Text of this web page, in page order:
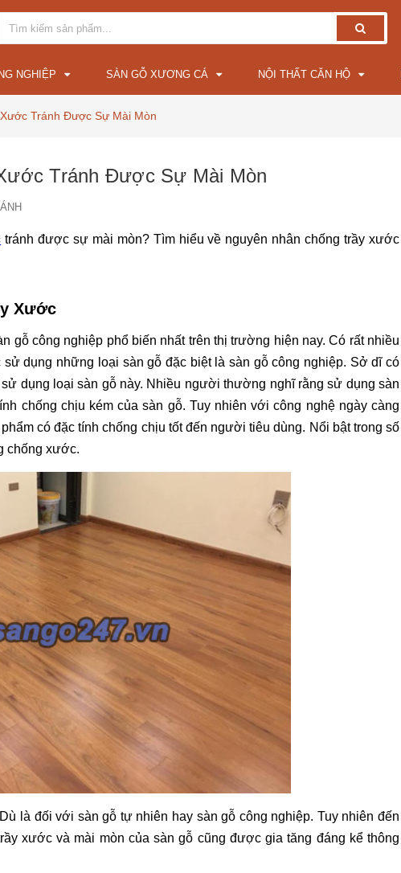
NGHIỆP SÀN GỖ XƯƠNG CÁ NỘI THẤT CĂN HỘ
Tránh Được Sự Mài Mòn
Tránh Được Sự Mài Mòn
tránh được sự mài mòn? Tìm hiểu về nguyên nhân chống trầy xước
Xước
gỗ công nghiệp phổ biến nhất trên thị trường hiện nay. Có rất nhiều
dụng những loại sàn gỗ đặc biệt là sàn gỗ công nghiệp. Sở dĩ có
dụng loại sàn gỗ này. Nhiều người thường nghĩ rằng sử dụng sàn
chống chịu kém của sàn gỗ. Tuy nhiên với công nghệ ngày càng
có đặc tính chống chịu tốt đến người tiêu dùng. Nổi bật trong số
chống xước.
là đối với sàn gỗ tự nhiên hay sàn gỗ công nghiệp. Tuy nhiên đến
xước và mài mòn của sàn gỗ cũng được gia tăng đáng kể thông